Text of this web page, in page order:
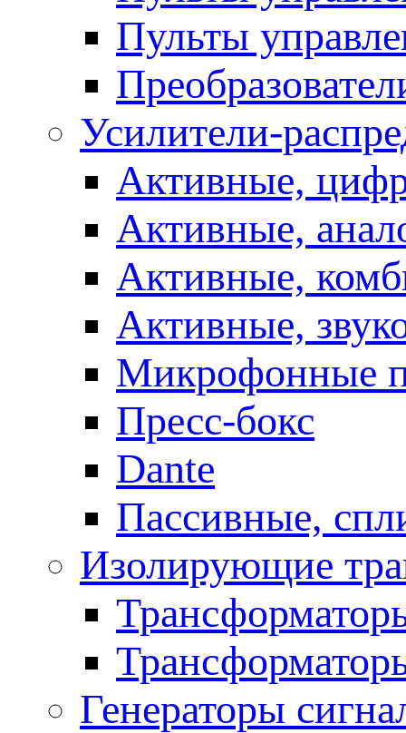
Пульты
Усилители-
Активные,
Активные,
Активные,
Активные,
Микрофонные
Пресс-бокс
Dante
Пассивные,
Изолирующие
Генераторы